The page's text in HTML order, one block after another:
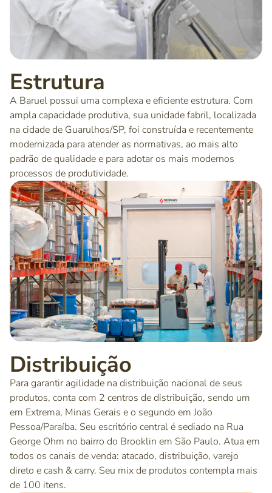
Estrutura
A Baruel possui uma complexa e eficiente estrutura. Com
ampla capacidade produtiva, sua unidade fabril, localizada
na cidade de Guarulhos/SP, foi construída e recentemente
modernizada para atender as normativas, ao mais alto
padrão de qualidade e para adotar os mais modernos
processos de produtividade.
Distribuição
Para garantir agilidade na distribuição nacional de seus
produtos, conta com 2 centros de distribuição, sendo um
em Extrema, Minas Gerais e o segundo em João
Pessoa/Paraíba. Seu escritório central é sediado na Rua
George Ohm no bairro do Brooklin em São Paulo. Atua em
todos os canais de venda: atacado, distribuição, varejo
direto e cash & carry. Seu mix de produtos contempla mais
de 100 itens.